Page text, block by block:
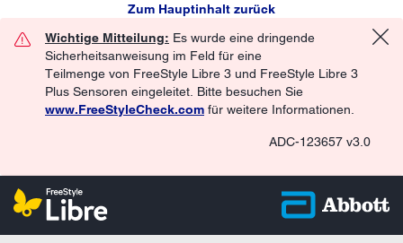
Zum Hauptinhalt zurück
Wichtige Mitteilung: Es wurde eine dringende
Sicherheitsanweisung im Feld für eine
Teilmenge von FreeStyle Libre 3 und FreeStyle Libre 3
Plus Sensoren eingeleitet. Bitte besuchen Sie
www.FreeStyleCheck.com für weitere Informationen.
ADC-123657 v3.0